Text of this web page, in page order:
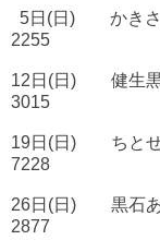
5日(日)
2255
12日(日)
3015
19日(日)
7228
26日(日)
2877